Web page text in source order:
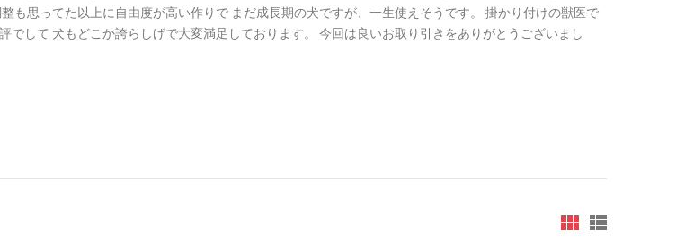
も思ってた以上に自由度が高い作りで まだ成長期の犬ですが、一生使えそうです。 掛かり付けの獣医で
でして 犬もどこか誇らしげで大変満足しております。 今回は良いお取り引きをありがとうございまし